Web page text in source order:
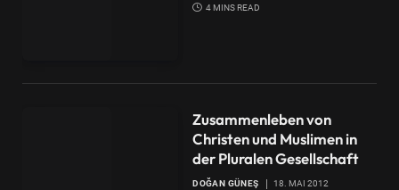
4 MINS READ
Zusammenleben von
Christen und Muslimen in
der Pluralen Gesellschaft
DOĞAN GÜNEŞ
18. MAI 2012